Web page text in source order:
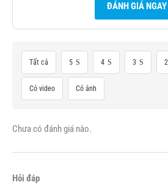
ĐÁNH GIÁ NGAY
Tất cả 5 4 3 2
Có video Có ảnh
Chưa có đánh giá nào.
Hỏi đáp